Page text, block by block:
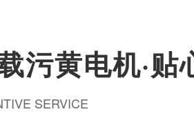
污黄电机·贴
SERVICE